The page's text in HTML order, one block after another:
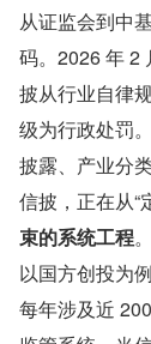
从证监会到中
码。2026 年 2
披从行业自律
级为行政处罚
披露、产业分
信披，正在从“
束的系统工程。
以国方创投为
每年涉及近